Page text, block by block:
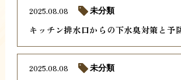
キッチン排水口からの下水臭対策と予
2025.08.08 未分類
2025.08.08 未分類